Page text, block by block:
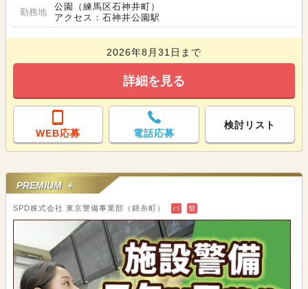
勤務地
公園（練馬区石神井町）
アクセス：石神井公園駅
2026年8月31日まで
詳細を見る
WEB応募 電話応募
検討リスト
PREMIUM ＋
SPD株式会社 東京警備事業部（錦糸町） バ 契